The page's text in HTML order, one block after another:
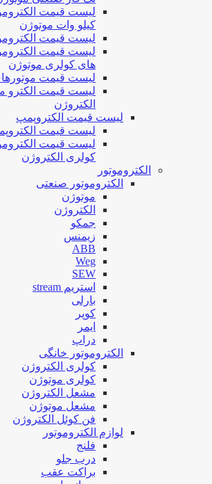
کیلو وات موتوژن
لیست قیمت
لیست قیمت
های کولری موتوژن
لیست قیمت
لیست قیمت الکترو
الکتروژن
لیست قیمت الکتروپمپ
لیست قیمت
لیست قیمت
کولری الکتروژن
الکتروموتور
الکتروموتور صنعتی
موتوژن
الکتروژن
جمکو
زیمنس
ABB
Weg
SEW
استریم stream
بارلی
کوپر
ایمر
دراپ
الکتروموتور خانگی
کولری الکتروژن
کولری موتوژن
مشعل الکتروژن
مشعل موتوژن
فن کوئل الکتروژن
لوازم الکتروموتور
فلنج
درب جلو
براکت عقب